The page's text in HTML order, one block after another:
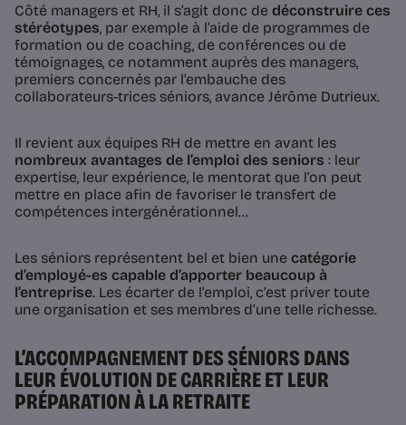
Côté managers et RH, il s’agit donc de déconstruire ces
stéréotypes, par exemple à l’aide de programmes de
formation ou de coaching, de conférences ou de
témoignages, ce notamment auprès des managers,
premiers concernés par l’embauche des
collaborateurs-trices séniors, avance Jérôme Dutrieux.
Il revient aux équipes RH de mettre en avant les
nombreux avantages de l’emploi des seniors : leur
expertise, leur expérience, le mentorat que l’on peut
mettre en place afin de favoriser le transfert de
compétences intergénérationnel…
Les séniors représentent bel et bien une catégorie
d’employé-es capable d’apporter beaucoup à
l’entreprise. Les écarter de l’emploi, c’est priver toute
une organisation et ses membres d’une telle richesse.
L’ACCOMPAGNEMENT DES SÉNIORS DANS
LEUR ÉVOLUTION DE CARRIÈRE ET LEUR
PRÉPARATION À LA RETRAITE